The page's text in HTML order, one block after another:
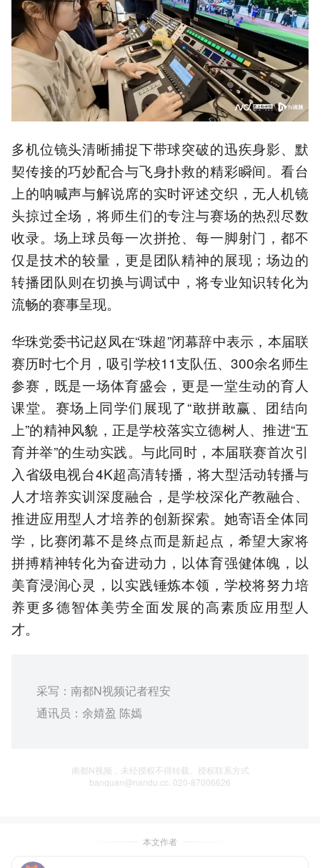
多机位镜头清晰捕捉下带球突破的迅疾身影、默
契传接的巧妙配合与飞身扑救的精彩瞬间。看台
上的呐喊声与解说席的实时评述交织，无人机镜
头掠过全场，将师生们的专注与赛场的热烈尽数
收录。场上球员每一次拼抢、每一脚射门，都不
仅是技术的较量，更是团队精神的展现；场边的
转播团队则在切换与调试中，将专业知识转化为
流畅的赛事呈现。
华珠党委书记赵凤在“珠超”闭幕辞中表示，本届联
赛历时七个月，吸引学校11支队伍、300余名师生
参赛，既是一场体育盛会，更是一堂生动的育人
课堂。赛场上同学们展现了“敢拼敢赢、团结向
上”的精神风貌，正是学校落实立德树人、推进“五
育并举”的生动实践。与此同时，本届联赛首次引
入省级电视台4K超高清转播，将大型活动转播与
人才培养实训深度融合，是学校深化产教融合、
推进应用型人才培养的创新探索。她寄语全体同
学，比赛闭幕不是终点而是新起点，希望大家将
拼搏精神转化为奋进动力，以体育强健体魄，以
美育浸润心灵，以实践锤炼本领，学校将努力培
养更多德智体美劳全面发展的高素质应用型人
才。
采写：南都N视频记者程安
通讯员：余婧盈 陈嫣
南都N视频，未经授权不得转载、授权联系方式
banquan@nandu.cc. 020-87006626
本文作者